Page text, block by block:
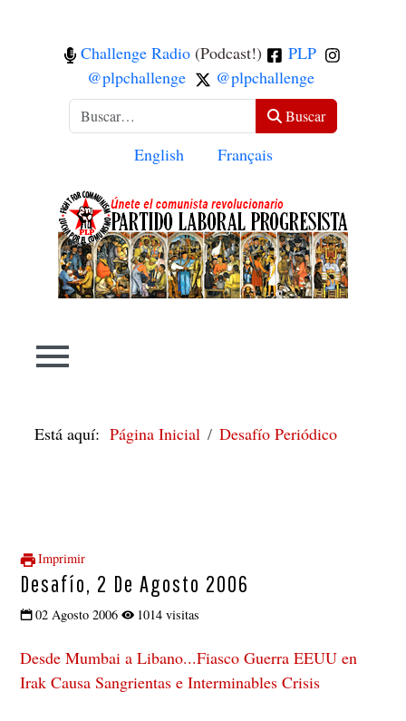
Challenge Radio (Podcast!)
PLP
@plpchallenge
@plpchallenge
Buscar Buscar
Seleccione su idioma
English Français
Está aquí:Página Inicial Desafío Periódico
Imprimir
Desafío, 2 De Agosto 2006
02 Agosto 2006 1014 visitas
Desde Mumbai a Libano...Fiasco Guerra EEUU en
Irak Causa Sangrientas e Interminables Crisis